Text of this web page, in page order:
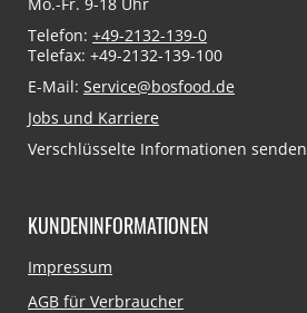
Telefon: +49-2132-139-0
Telefax: +49-2132-139-100
E-Mail: Service@bosfood.de
Jobs und Karriere
Verschlüsselte Informationen senden
KUNDENINFORMATIONEN
Navigation
Impressum
AGB für Verbraucher